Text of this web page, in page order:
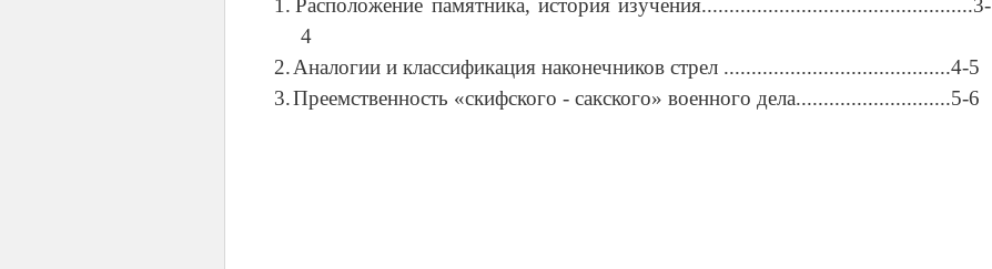
1. Расположение памятника, история изучения.................................................3-
4
2.Аналогии и классификация наконечников стрел .........................................4-5
3.Преемственность «скифского - сакского» военного дела............................5-6